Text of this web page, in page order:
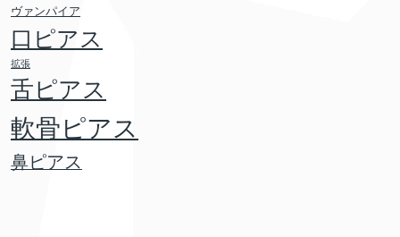
ヴァンパイア
口ピアス
拡張
舌ピアス
軟骨ピアス
鼻ピアス